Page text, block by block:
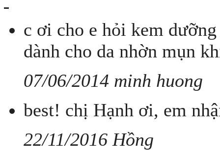
c ơi cho e hỏi kem
dành cho da nhờn mụn
07/06/2014 minh huong
best! chị Hạnh ơi, em
22/11/2016 Hồng